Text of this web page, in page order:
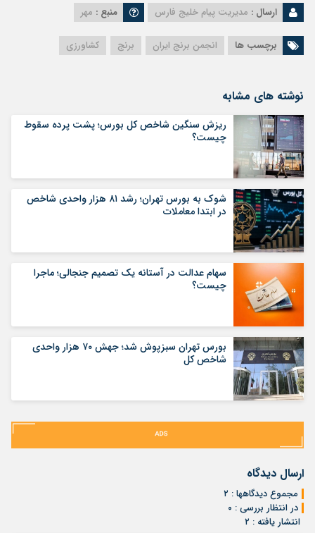
ارسال : مدیریت پیام خلیج فارس منبع : مهر
برچسب ها انجمن برنج ایران برنج کشاورزی
نوشته های مشابه
ریزش سنگین شاخص کل بورس؛ پشت پرده سقوط
چیست؟
شوک به بورس تهران؛ رشد ۸۱ هزار واحدی شاخص
در ابتدا معاملات
سهام عدالت در آستانه یک تصمیم جنجالی؛ ماجرا
چیست؟
بورس تهران سبزپوش شد؛ جهش ۷۰ هزار واحدی
شاخص کل
ارسال دیدگاه
مجموع دیدگاهها : ۲
در انتظار بررسی : ۰
انتشار یافته : ۲